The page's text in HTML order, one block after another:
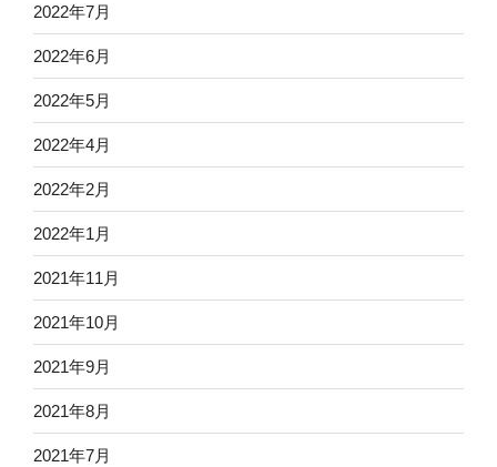
2022年7月
2022年6月
2022年5月
2022年4月
2022年2月
2022年1月
2021年11月
2021年10月
2021年9月
2021年8月
2021年7月